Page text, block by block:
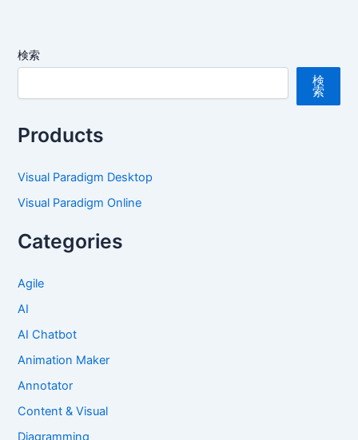
検索
検
索
Products
Visual Paradigm Desktop
Visual Paradigm Online
Categories
Agile
AI
AI Chatbot
Animation Maker
Annotator
Content & Visual
Diagramming